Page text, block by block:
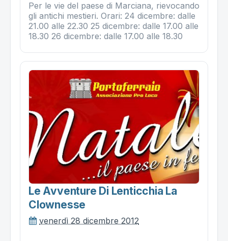
Per le vie del paese di Marciana, rievocando
gli antichi mestieri. Orari: 24 dicembre: dalle
21.00 alle 22.30 25 dicembre: dalle 17.00 alle
18.30 26 dicembre: dalle 17.00 alle 18.30
Le Avventure Di Lenticchia La
Clownesse
venerdì 28 dicembre 2012